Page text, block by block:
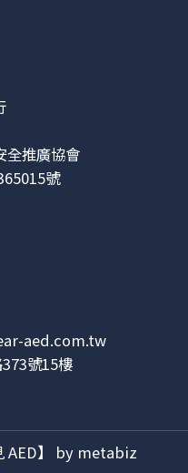
全推廣協會
號
aed.com.tw
號15樓
AED】 by metabiz